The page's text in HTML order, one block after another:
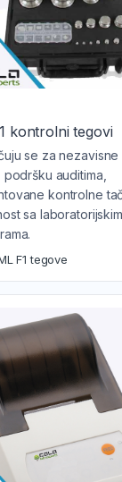
kontrolni tegovi
se za nezavisne
auditima,
kontrolne
sa
F1 tegove